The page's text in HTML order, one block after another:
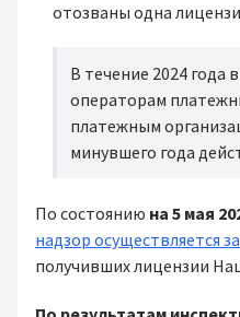
отозваны одна
В течение 2024 года
операторам
платежным
минувшего года
По состоянию на 5 мая
надзор осуществляется
получивших лицензии